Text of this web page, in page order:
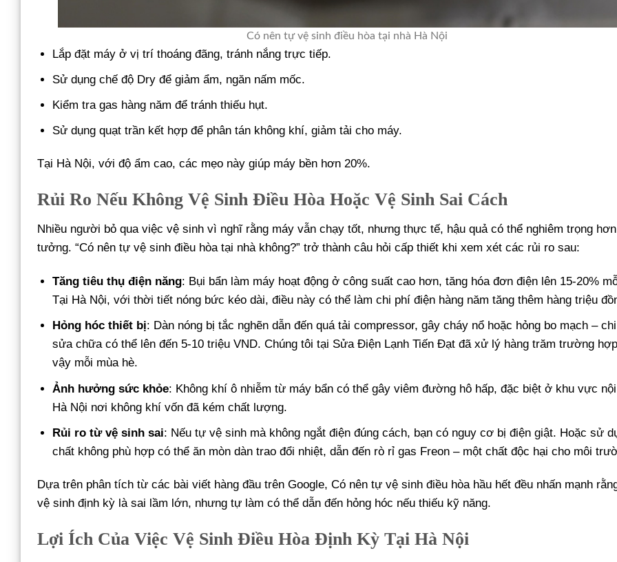
Có nên tự vệ sinh điều hòa tại nhà Hà Nội
Lắp đặt máy ở vị trí thoáng đãng, tránh nắng trực tiếp.
Sử dụng chế độ Dry để giảm ẩm, ngăn nấm mốc.
Kiểm tra gas hàng năm để tránh thiếu hụt.
Sử dụng quạt trần kết hợp để phân tán không khí, giảm tải cho máy.
Tại Hà Nội, với độ ẩm cao, các mẹo này giúp máy bền hơn 20%.
Rủi Ro Nếu Không Vệ Sinh Điều Hòa Hoặc Vệ Sinh Sai Cách
Nhiều người bỏ qua việc vệ sinh vì nghĩ rằng máy vẫn chạy tốt, nhưng thực tế, hậu quả có thể nghiêm trọng
tưởng. “Có nên tự vệ sinh điều hòa tại nhà không?” trở thành câu hỏi cấp thiết khi xem xét các rủi ro sau:
Tăng tiêu thụ điện năng: Bụi bẩn làm máy hoạt động ở công suất cao hơn, tăng hóa đơn điện lên 15-20%
Tại Hà Nội, với thời tiết nóng bức kéo dài, điều này có thể làm chi phí điện hàng năm tăng thêm hàng triệu
Hỏng hóc thiết bị: Dàn nóng bị tắc nghẽn dẫn đến quá tải compressor, gây cháy nổ hoặc hỏng bo mạch –
sửa chữa có thể lên đến 5-10 triệu VND. Chúng tôi tại Sửa Điện Lạnh Tiến Đạt đã xử lý hàng trăm trường
vậy mỗi mùa hè.
Ảnh hưởng sức khỏe: Không khí ô nhiễm từ máy bẩn có thể gây viêm đường hô hấp, đặc biệt ở khu vực
Hà Nội nơi không khí vốn đã kém chất lượng.
Rủi ro từ vệ sinh sai: Nếu tự vệ sinh mà không ngắt điện đúng cách, bạn có nguy cơ bị điện giật. Hoặc sử
chất không phù hợp có thể ăn mòn dàn trao đổi nhiệt, dẫn đến rò rỉ gas Freon – một chất độc hại cho môi
Dựa trên phân tích từ các bài viết hàng đầu trên Google, Có nên tự vệ sinh điều hòa hầu hết đều nhấn mạnh
vệ sinh định kỳ là sai lầm lớn, nhưng tự làm có thể dẫn đến hỏng hóc nếu thiếu kỹ năng.
Lợi Ích Của Việc Vệ Sinh Điều Hòa Định Kỳ Tại Hà Nội